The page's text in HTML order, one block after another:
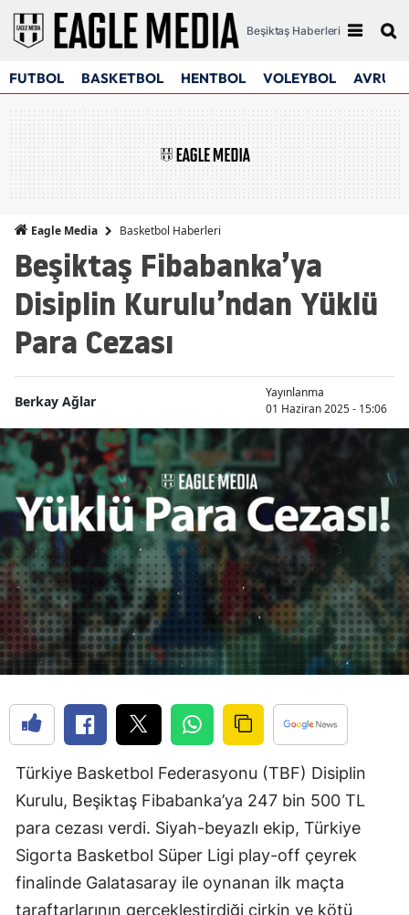
Beşiktaş Haberleri
FUTBOL BASKETBOL HENTBOL VOLEYBOL
Eagle Media Basketbol Haberleri
Beşiktaş Fibabanka’ya
Disiplin Kurulu’ndan Yüklü
Para Cezası
Berkay Ağlar
Yayınlanma
01 Haziran 2025 - 15:06
Türkiye Basketbol Federasyonu (TBF) Disiplin
Kurulu, Beşiktaş Fibabanka’ya 247 bin 500 TL
para cezası verdi. Siyah-beyazlı ekip, Türkiye
Sigorta Basketbol Süper Ligi play-off çeyrek
finalinde Galatasaray ile oynanan ilk maçta
taraftarlarının gerçekleştirdiği çirkin ve kötü